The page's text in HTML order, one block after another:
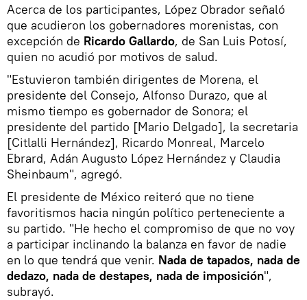
Acerca de los participantes, López Obrador señaló
que acudieron los gobernadores morenistas, con
excepción de Ricardo Gallardo, de San Luis Potosí,
quien no acudió por motivos de salud.
"Estuvieron también dirigentes de Morena, el
presidente del Consejo, Alfonso Durazo, que al
mismo tiempo es gobernador de Sonora; el
presidente del partido [Mario Delgado], la secretaria
[Citlalli Hernández], Ricardo Monreal, Marcelo
Ebrard, Adán Augusto López Hernández y Claudia
Sheinbaum", agregó.
El presidente de México reiteró que no tiene
favoritismos hacia ningún político perteneciente a
su partido. "He hecho el compromiso de que no voy
a participar inclinando la balanza en favor de nadie
en lo que tendrá que venir. Nada de tapados, nada de
dedazo, nada de destapes, nada de imposición",
subrayó.